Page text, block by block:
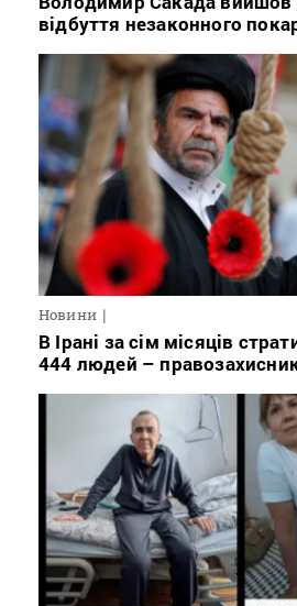
відбуття незаконного
Новини
В Ірані за сім місяців
444 людей –